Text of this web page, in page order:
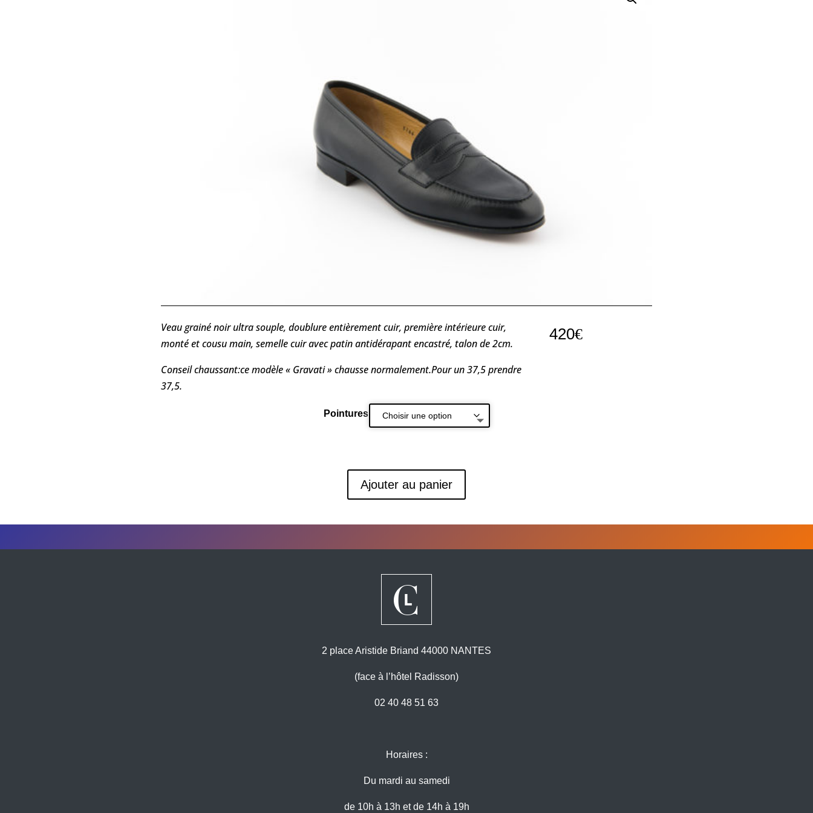
Veau grainé noir ultra souple, doublure entièrement cuir, première intérieure cuir,
monté et cousu main, semelle cuir avec patin antidérapant encastré, talon de 2cm.
Conseil chaussant:ce modèle « Gravati » chausse normalement.Pour un 37,5 prendre
37,5.
420€
Pointures
Ajouter au panier
2 place Aristide Briand 44000 NANTES
(face à l’hôtel Radisson)
02 40 48 51 63
Horaires :
Du mardi au samedi
de 10h à 13h et de 14h à 19h